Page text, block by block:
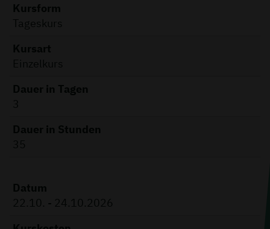
Kursform
Tageskurs
Dauer in Tagen
3
Datum
22.10. - 24.10.2026